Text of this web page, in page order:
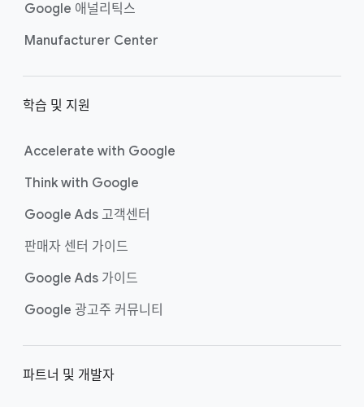
Google 애널리틱스
Manufacturer Center
학습 및 지원
Accelerate with Google
Think with Google
Google Ads 고객센터
판매자 센터 가이드
Google Ads 가이드
Google 광고주 커뮤니티
파트너 및 개발자